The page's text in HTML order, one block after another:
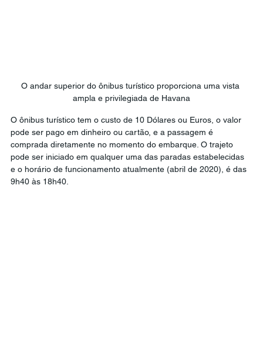
O andar superior do ônibus turístico proporciona uma vista
ampla e privilegiada de Havana
O ônibus turístico tem o custo de 10 Dólares ou Euros, o valor
pode ser pago em dinheiro ou cartão, e a passagem é
comprada diretamente no momento do embarque. O trajeto
pode ser iniciado em qualquer uma das paradas estabelecidas
e o horário de funcionamento atualmente (abril de 2020), é das
9h40 às 18h40.